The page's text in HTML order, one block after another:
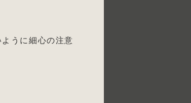
うに細心の注意